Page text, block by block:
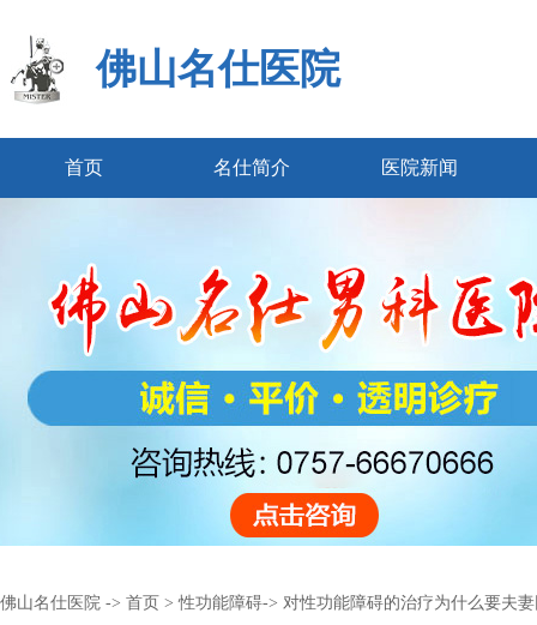
佛山名仕医院
首页 名仕简介 医院新闻
佛山名仕医院 -> 首页 >性功能障碍-> 对性功能障碍的治疗为什么要夫妻